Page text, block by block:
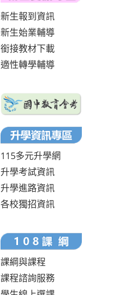
新生報到資訊
新生始業輔導
銜接教材下載
適性轉學輔導
115多元升學網
升學考試資訊
升學進路資訊
各校獨招資訊
課綱與課程
課程諮詢服務